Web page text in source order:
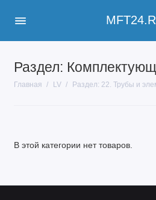
Раздел:
Главная LV Раздел: 22. Трубы и
В этой категории нет товаров.